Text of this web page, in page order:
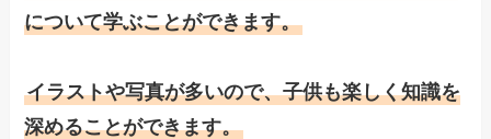
について学ぶことができます。
イラストや写真が多いので、子供も楽しく知識を
深めることができます。